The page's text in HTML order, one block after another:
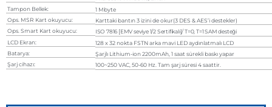
Tampon Bellek:
Ops. MSR Kart okuyucu:
Ops. Smart Kart okuyucu:
LCD Ekran:
Batarya:
Şarj cihazı:
1 Mbyte
Karttaki bantın 3 izini de okur(3 DES & AES’i destekler)
ISO 7816 [EMV seviye 1/2 Sertifikalı]/ T=0, T=1 SAM desteği
128 x 32 nokta FSTN arka mavi LED aydınlatmalı LCD
Şarjlı Lithium-ion 2200mAh, 1 saat sürekli baskı yapar
100~250 VAC, 50-60 Hz. Tam şarj süresi 4 saattir.